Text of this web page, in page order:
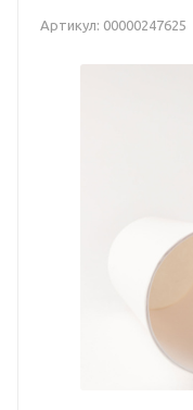
Артикул: 00000247625